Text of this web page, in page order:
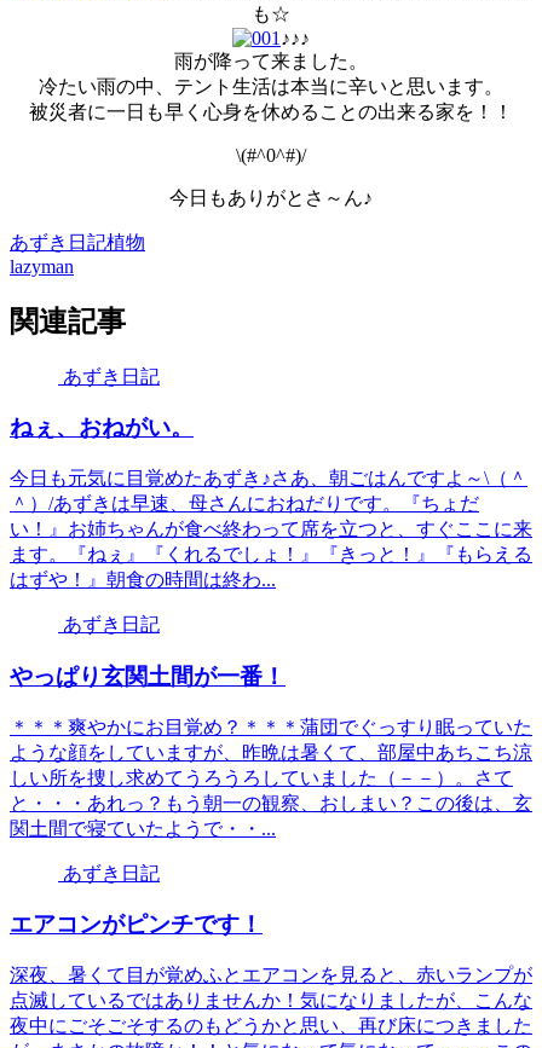
も☆
♪♪♪
雨が降って来ました。
冷たい雨の中、テント生活は本当に辛いと思います。
被災者に一日も早く心身を休めることの出来る家を！！
\(#^0^#)/
今日もありがとさ～ん♪
あずき日記植物
lazyman
関連記事
あずき日記
ねぇ、おねがい。
今日も元気に目覚めたあずき♪さあ、朝ごはんですよ～\（＾
＾）/あずきは早速、母さんにおねだりです。『ちょだ
い！』お姉ちゃんが食べ終わって席を立つと、すぐここに来
ます。『ねぇ』『くれるでしょ！』『きっと！』『もらえる
はずや！』朝食の時間は終わ...
あずき日記
やっぱり玄関土間が一番！
＊＊＊爽やかにお目覚め？＊＊＊蒲団でぐっすり眠っていた
ような顔をしていますが、昨晩は暑くて、部屋中あちこち涼
しい所を捜し求めてうろうろしていました（－－）。さて
と・・・あれっ？もう朝一の観察、おしまい？この後は、玄
関土間で寝ていたようで・・...
あずき日記
エアコンがピンチです！
深夜、暑くて目が覚めふとエアコンを見ると、赤いランプが
点滅しているではありませんか！気になりましたが、こんな
夜中にごそごそするのもどうかと思い、再び床につきました